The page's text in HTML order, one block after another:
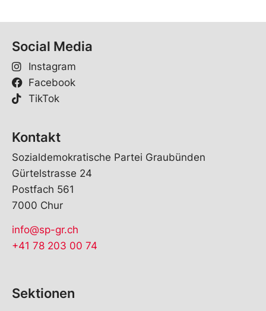
Social Media
Instagram
Facebook
TikTok
Kontakt
Sozialdemokratische Partei Graubünden
Gürtelstrasse 24
Postfach 561
7000 Chur
info@sp-gr.ch
+41 78 203 00 74
Sektionen